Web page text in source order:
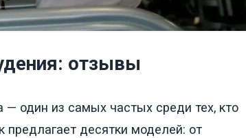
отзывы
один из самых частых среди тех, кто
десятки моделей: от